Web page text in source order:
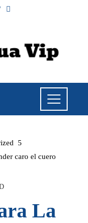
caro el cuero
La